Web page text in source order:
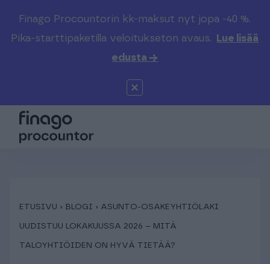
Finago Procountorin kk-maksut nyt jopa -40 %.
Pika-starttipaketilla veloitukseton avaus.
Lue lisää
edusta →
Etsi sivustolta
Valitse kieli
Global (EN)
Kirjaudu
Solo
Kampus
Kenelle
Hinnasto
ETUSIVU › BLOGI › ASUNTO-OSAKEYHTIÖLAKI
UUDISTUU LOKAKUUSSA 2026 – MITÄ
TALOYHTIÖIDEN ON HYVÄ TIETÄÄ?